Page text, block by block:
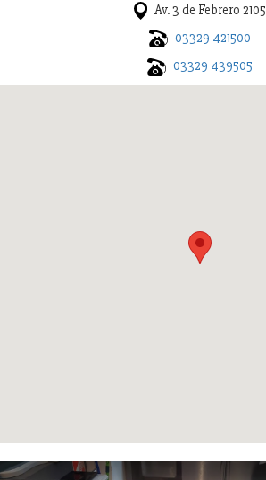
Av. 3 de Febrero 2105
03329 421500
03329 439505